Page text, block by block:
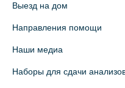
Медицинский
(официальный
+7 (812) 664-55-80
На карте
Выезд на дом
Направления помощи
Наши медиа
Наборы для сдачи